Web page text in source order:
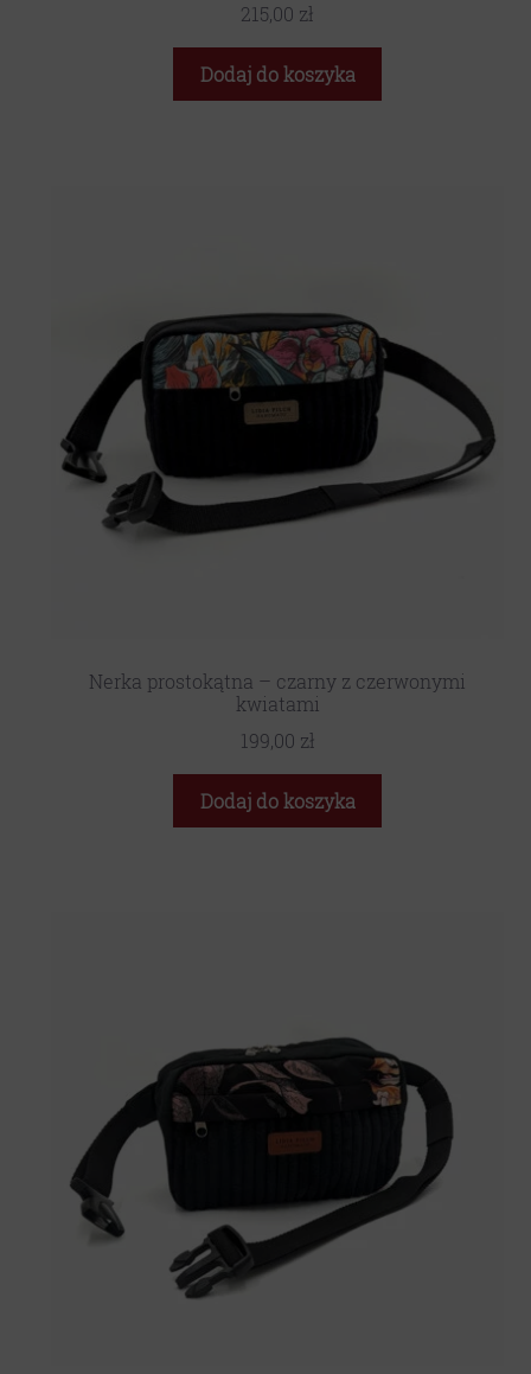
215,00 zł
Dodaj do koszyka
Nerka prostokątna – czarny z czerwonymi
kwiatami
199,00 zł
Dodaj do koszyka